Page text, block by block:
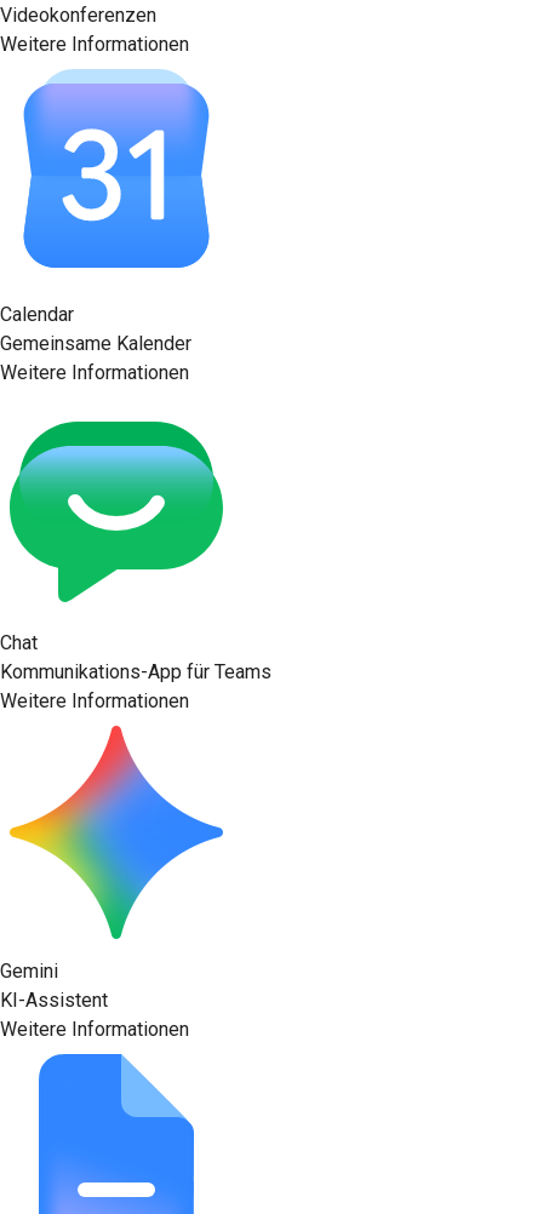
Videokonferenzen
Weitere Informationen
Calendar
Gemeinsame Kalender
Weitere Informationen
Chat
Kommunikations-App für Teams
Weitere Informationen
Gemini
KI-Assistent
Weitere Informationen